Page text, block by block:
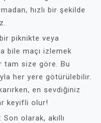
hızlı bir şekilde
bir piknikte veya
bile maçı izlemek
tam size göre. Bu
her yere götürülebilir.
en sevdiğiniz
keyifli olur!
: Son olarak, akıllı